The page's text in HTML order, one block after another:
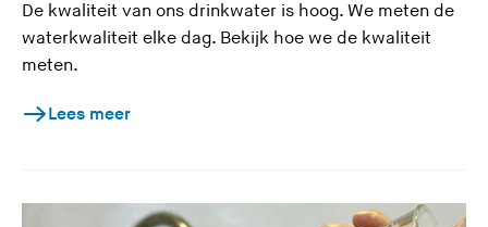
De kwaliteit van ons drinkwater is hoog. We meten de
waterkwaliteit elke dag. Bekijk hoe we de kwaliteit
meten.
Lees meer